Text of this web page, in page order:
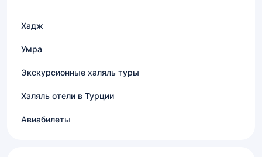
Хадж
Умра
Экскурсионные халяль туры
Халяль отели в Турции
Авиабилеты